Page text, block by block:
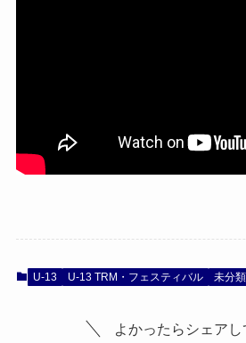
U-13 U-13 TRM・フェスティバル 未分類
よかったらシェアし